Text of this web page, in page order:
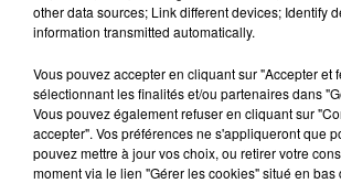
100%
100% Radio les infos des Hautes-
6 janvier 2025 - 4 min 36 sec
LES INFOS DES HAUTES-
06/01/2025 À 18H00
other data sources; Link different devices; Identify
information transmitted automatically.
Vous pouvez accepter en cliquant sur "Accepter et
sélectionnant les finalités et/ou partenaires dans
Vous pouvez également refuser en cliquant sur
accepter". Vos préférences ne s'appliqueront que
pouvez mettre à jour vos choix, ou retirer votre
moment via le lien "Gérer les cookies" situé en bas